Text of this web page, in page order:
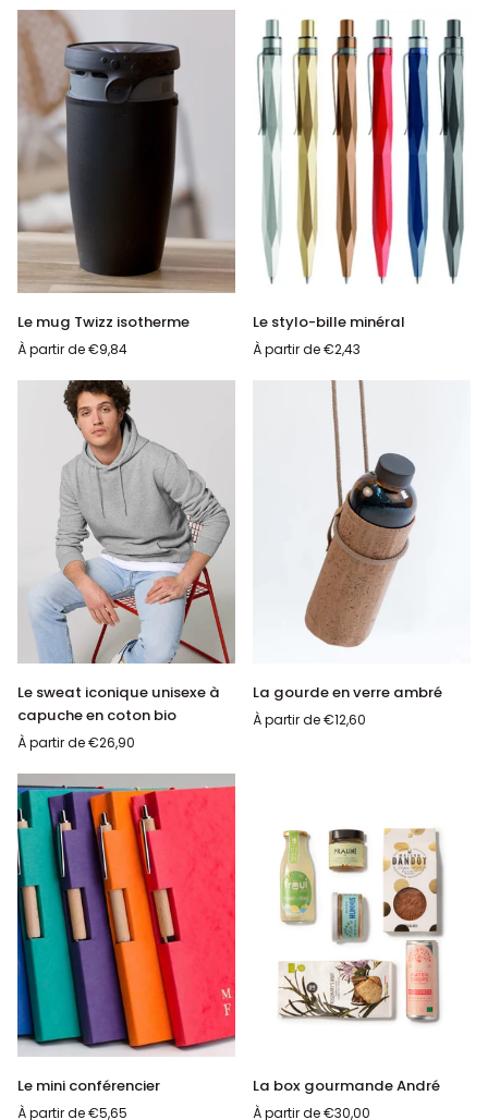
en
coton
bio
Le
Twizz
isotherme
Le mug Twizz isotherme
À partir de€9,84
Le
stylo-
bille
Le stylo-bille minéral
À partir de€2,43
Le
iconique
unisexe
à
capuche
en
coton
bio
Le sweat iconique unisexe à
capuche en coton bio
À partir de€26,90
La
gourde
en
La gourde en verre ambré
À partir de€12,60
LeLe mini conférencier
À partir de€5,65
AJOUTER AU PANIER
LaLa box gourmande André
À partir de€30,00